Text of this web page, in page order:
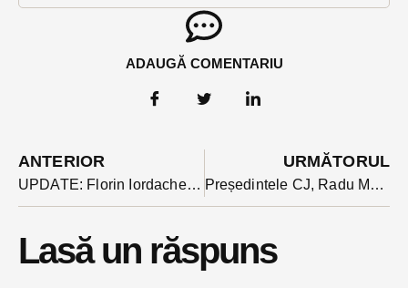
ADAUGĂ COMENTARIU
ANTERIOR
UPDATE: Florin Iordache desemnat președintele Consiliului Legislativ după ce a concurat la vot cu fostul șef CCR, Augustin Zegrean
URMĂTORUL
Președintele CJ, Radu Moldovan s-a externat astăzi după 8 zile petrecute în Spital ca pacient cu Covid 19. Când va depune jurământul
Lasă un răspuns